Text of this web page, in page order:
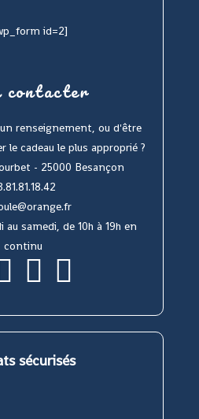
id=2]
contacter
renseignement, ou d'être
le cadeau le plus approprié ?
- 25000 Besançon
samedi, de 10h à 19h en
continu
S’ouvre
dans
S’ouvre
dans
sécurisés